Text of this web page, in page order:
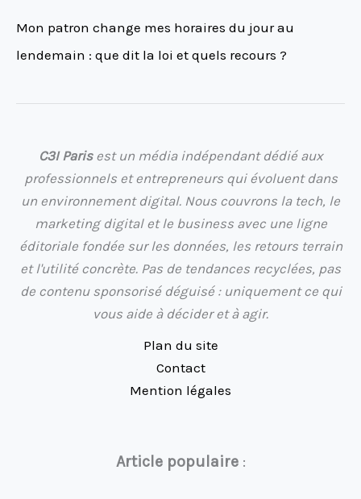
Mon patron change mes horaires du jour au
lendemain : que dit la loi et quels recours ?
C3I Parisest un média indépendant dédié aux
professionnels et entrepreneurs qui évoluent dans
un environnement digital. Nous couvrons la tech, le
marketing digital et le business avec une ligne
éditoriale fondée sur les données, les retours terrain
et l'utilité concrète. Pas de tendances recyclées, pas
de contenu sponsorisé déguisé : uniquement ce qui
vous aide à décider et à agir.
Plan du site
Contact
Mention légales
Article populaire: